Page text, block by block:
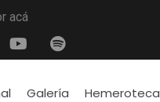
acá
Galería Hemeroteca